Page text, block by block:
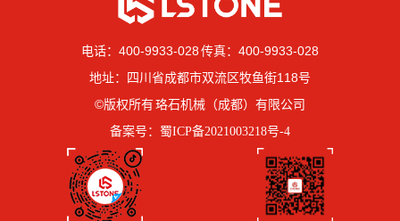
电话：400-9933-028 传真：400-9933-028
地址：四川省成都市双流区牧鱼街118号
©版权所有 珞石机械（成都）有限公司
备案号： 蜀ICP备2021003218号-4